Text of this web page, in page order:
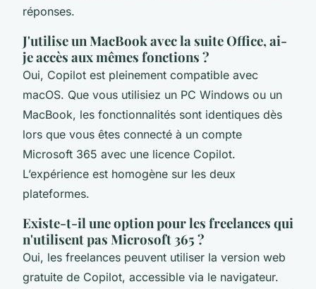
réponses.
J'utilise un MacBook avec la suite Office, ai-
je accès aux mêmes fonctions ?
Oui, Copilot est pleinement compatible avec
macOS. Que vous utilisiez un PC Windows ou un
MacBook, les fonctionnalités sont identiques dès
lors que vous êtes connecté à un compte
Microsoft 365 avec une licence Copilot.
L’expérience est homogène sur les deux
plateformes.
Existe-t-il une option pour les freelances qui
n'utilisent pas Microsoft 365 ?
Oui, les freelances peuvent utiliser la version web
gratuite de Copilot, accessible via le navigateur.